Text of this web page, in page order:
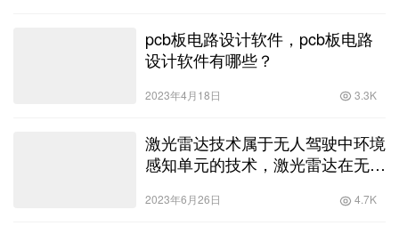
pcb板电路设计软件，pcb板电路
设计软件有哪些？
2023年4月18日 3.3K
激光雷达技术属于无人驾驶中环境
感知单元的技术，激光雷达在无人
2023年6月26日 4.7K